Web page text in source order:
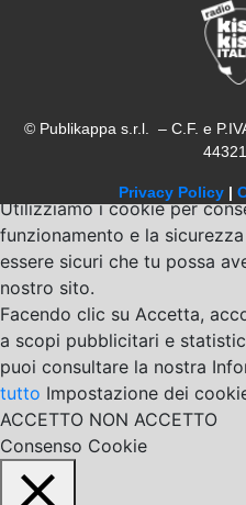
© Publikappa s.r.l. – C.F. e
Privacy Policy |
Utilizziamo i cookie per
funzionamento e la
essere sicuri che tu possa
nostro sito.
Facendo clic su Accetta,
a scopi pubblicitari e
puoi consultare la nostra
tutto Impostazione dei
ACCETTO NON ACCETTO
Consenso Cookie